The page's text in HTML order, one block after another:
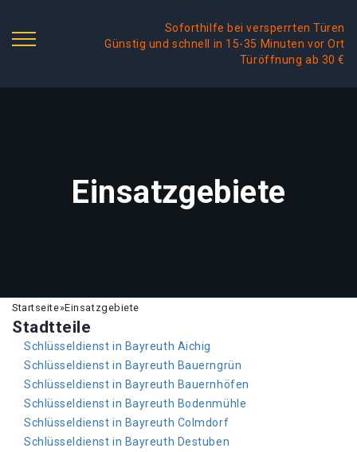
Soforthilfe bei versperrten Türen
Günstig und schnell in 15-35 Minuten vor Ort
Türöffnung ab 30 €
Einsatzgebiete
Startseite»Einsatzgebiete
Stadtteile
Schlüsseldienst in Bayreuth Aichig
Schlüsseldienst in Bayreuth Bauerngrün
Schlüsseldienst in Bayreuth Bauernhöfen
Schlüsseldienst in Bayreuth Bodenmühle
Schlüsseldienst in Bayreuth Colmdorf
Schlüsseldienst in Bayreuth Destuben